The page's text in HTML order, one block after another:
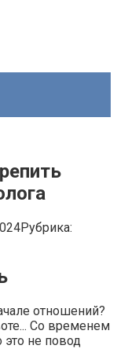
Рубрика:
отношений?​
Со временем
не повод